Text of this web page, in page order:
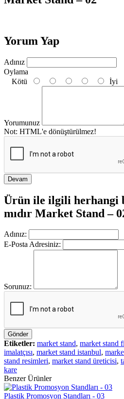
Yorum Yap
Adınız
Oylama
Kötü
İyi
Yorumunuz
Not: HTML'e dönüştürülmez!
Devam
Ürün ile ilgili herhangi
mıdır Market Stand –
Adınız:
E-Posta Adresiniz:
Sorunuz:
Gönder
Etiketler: market stand, market stand
imalatçısı, market stand istanbul,
stand resimleri, market stand üreticisi,
kare
Benzer Ürünler
Plastik Promosyon Standları - 03